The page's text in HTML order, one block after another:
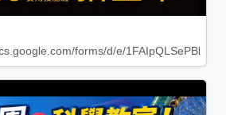
forms/d/e/